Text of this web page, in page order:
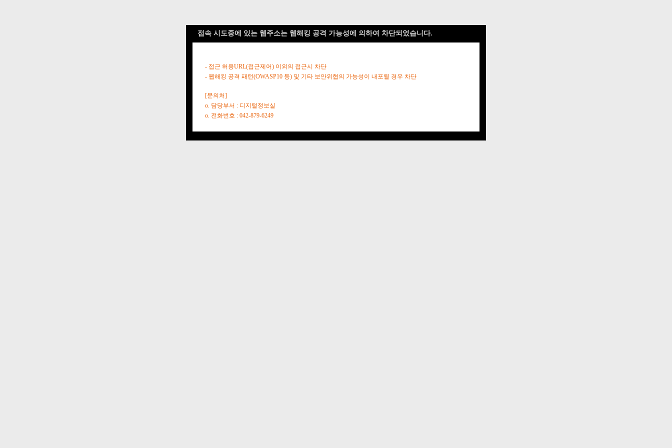
접속 시도중에 있는 웹주소는 웹해킹 공격 가능성에 의하여 차단되었습니다.
- 접근 허용URL(접근제어) 이외의 접근시 차단
- 웹해킹 공격 패턴(OWASP10 등) 및 기타 보안위협의 가능성이 내포될 경우 차단
[문의처]
o. 담당부서 : 디지털정보실
o. 전화번호 : 042-879-6249